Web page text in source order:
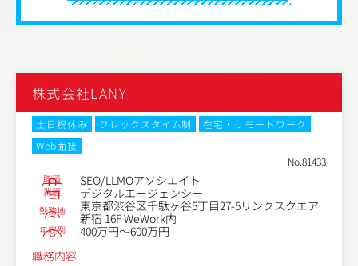
・制作物のクオリティチェック
・Webメディアのコンテンツ企画／制作ディレクション
株式会社LANY
土日祝休み フレックスタイム制
在宅・リモートワーク
Web面接
No.81433
職種 SEO/LLMOアソシエイト
業種 デジタルエージェンシー
勤務地
東京都渋谷区千駄ヶ谷5丁目27-5リンクスクエア
新宿 16F WeWork内
年収例
400万円～600万円
職務内容